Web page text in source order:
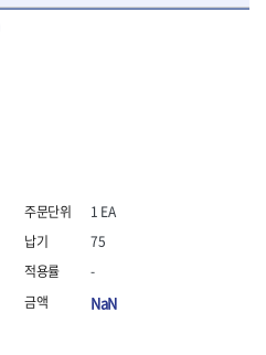
1 EA
75
-
NaN